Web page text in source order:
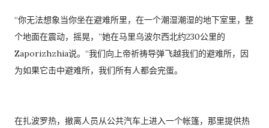
“你无法想象当你坐在避难所里，在一个潮湿潮湿的地下室里，整
个地面在震动，摇晃，”她在马里乌波尔西北约230公里的
Zaporizhzhia说。“我们向上帝祈祷导弹飞越我们的避难所，因
为如果它击中避难所，我们所有人都会完蛋。
在扎波罗热，撤离人员从公共汽车上进入一个帐篷，那里提供热